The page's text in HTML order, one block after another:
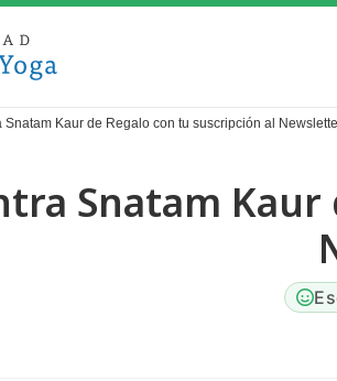
Snatam Kaur de Regalo con tu suscripción al
Snatam